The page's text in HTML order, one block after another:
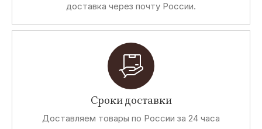
доставка через почту России.
Сроки доставки
Доставляем товары по России за 24 часа